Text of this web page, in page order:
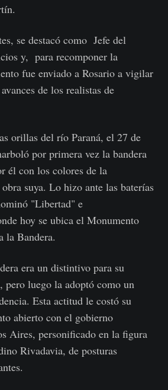
se destacó como Jefe del
y, para recomponer la
fue enviado a Rosario a vigilar
de los realistas de
orillas del río Paraná, el 27 de
por primera vez la bandera
él con los colores de la
suya. Lo hizo ante las baterías
"Libertad" e
hoy se ubica el Monumento
la Bandera.
era un distintivo para su
luego la adoptó como un
Esta actitud le costó su
abierto con el gobierno
Aires, personificado en la figura
Rivadavia, de posturas